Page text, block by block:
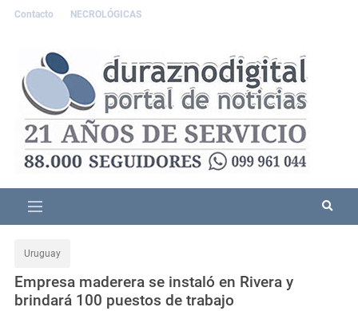
Contacto NECROLÓGICAS
Uruguay
Empresa maderera se instaló en Rivera y
brindará 100 puestos de trabajo